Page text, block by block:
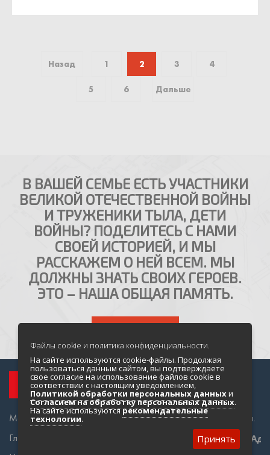
Назад 1 2 3 4
5 6 Дальше
В ВАШЕЙ СЕМЬЕ ЕСТЬ УЧАСТНИКИ
ВЕЛИКОЙ ОТЕЧЕСТВЕННОЙ ВОЙНЫ
И ТРУЖЕНИКИ ТЫЛА, ДЕТИ
ВОЙНЫ? ПОДЕЛИТЕСЬ С НАМИ
СВОЕЙ ИСТОРИЕЙ, И МЫ
РАССКАЖЕМ О НЕЙ ВСЕМ. МЫ
ДОЛЖНЫ ЗНАТЬ СВОИХ ГЕРОЕВ.
ЭТО – НАША ОБЩАЯ ПАМЯТЬ.
Магадан и Колыма во время Великой Отечественной войны.
Главная
Файлы cookie и политика конфиденциальности.
На сайте используются cookie-файлы. Продолжая
пользоваться данным сайтом, вы подтверждаете
свое согласие на использование файлов cookie в
соответствии с настоящим уведомлением,
Политикой обработки персональных данныхи
Согласием на обработку персональных данных.
На сайте используютсярекомендательные
технологии.
Принять